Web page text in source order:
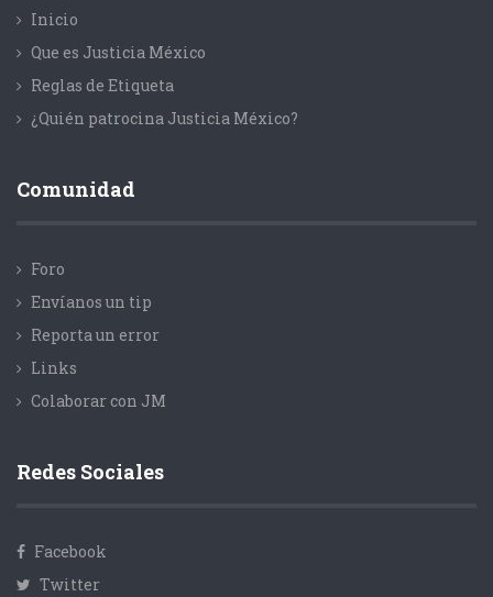
Inicio
Que es Justicia México
Reglas de Etiqueta
¿Quién patrocina Justicia México?
Comunidad
Foro
Envíanos un tip
Reporta un error
Links
Colaborar con JM
Redes Sociales
Facebook
Twitter